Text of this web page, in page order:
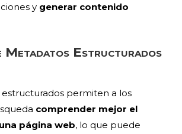
y generar contenido
Metadatos Estructurados
permiten a los
comprender mejor el
página web, lo que puede